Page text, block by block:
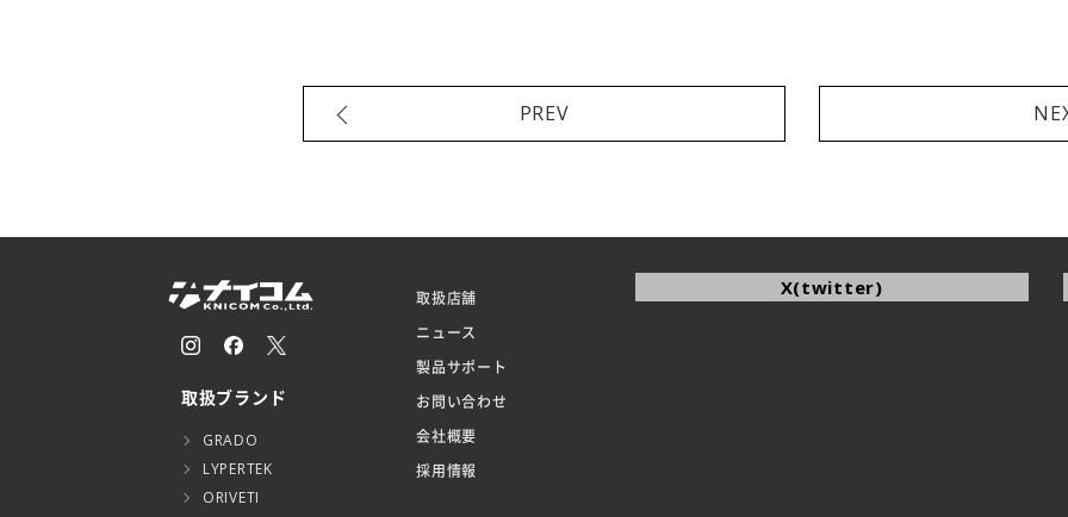
PREV
取扱ブランド
GRADO
LYPERTEK
ORIVETI
取扱店舗
ニュース
製品サポート
お問い合わせ
会社概要
採用情報
X(twitter)